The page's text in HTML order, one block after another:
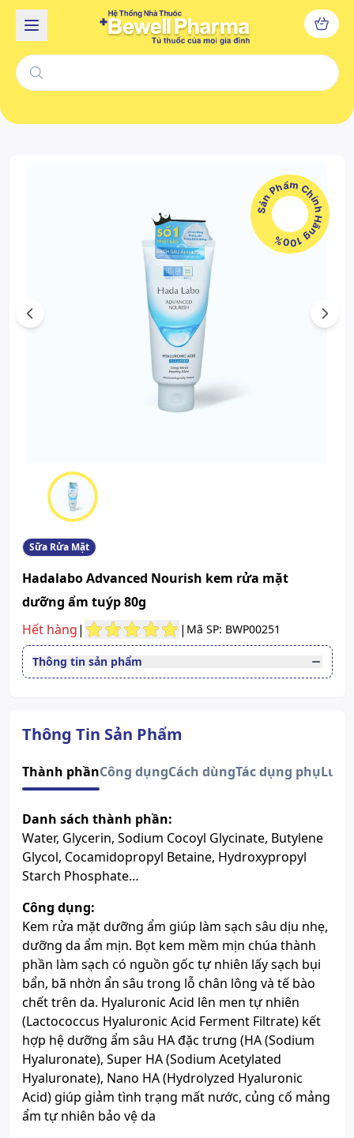
Sản Phẩm Chính Hãng 100%
Previous Next
Sữa Rửa Mặt
Hadalabo Advanced Nourish kem rửa mặt
dưỡng ẩm tuýp 80g
Hết hàng| | Mã SP: BWP00251
Thông tin sản phẩm
Số đăng ký
350/21/CBMP-BD
Xem giấy công bố sản phẩm
Thông Tin Sản Phẩm
Thành phầnCông dụngCách dùngTác dụng phụLưu
Danh sách thành phần:
Water, Glycerin, Sodium Cocoyl Glycinate, Butylene
Glycol, Cocamidopropyl Betaine, Hydroxypropyl
Starch Phosphate…
Công dụng:
Kem rửa mặt dưỡng ẩm giúp làm sạch sâu dịu nhẹ,
dưỡng da ẩm mịn. Bọt kem mềm mịn chúa thành
phần làm sạch có nguồn gốc tự nhiên lấy sạch bụi
bẩn, bã nhờn ẩn sâu trong lỗ chân lông và tế bào
chết trên da. Hyaluronic Acid lên men tự nhiên
(Lactococcus Hyaluronic Acid Ferment Filtrate) kết
hợp hệ dưỡng ẩm sâu HA đặc trưng (HA (Sodium
Hyaluronate), Super HA (Sodium Acetylated
Hyaluronate), Nano HA (Hydrolyzed Hyaluronic
Acid) giúp giảm tình trạng mất nước, củng cố mảng
ẩm tự nhiên bảo vệ da